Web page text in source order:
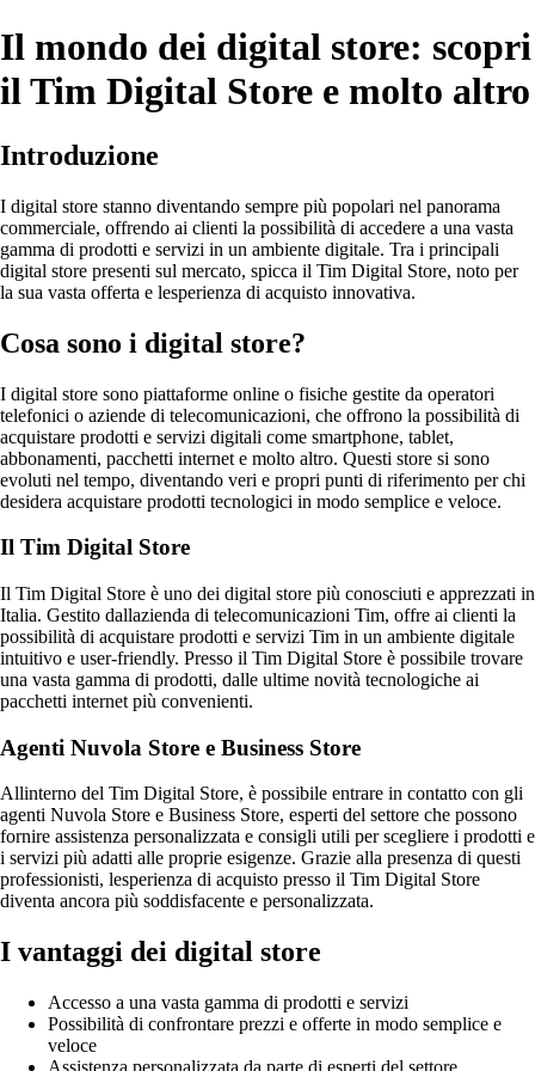
Il mondo dei digital store: scopri
il Tim Digital Store e molto altro
Introduzione
I digital store stanno diventando sempre più popolari nel panorama
commerciale, offrendo ai clienti la possibilità di accedere a una vasta
gamma di prodotti e servizi in un ambiente digitale. Tra i principali
digital store presenti sul mercato, spicca il Tim Digital Store, noto per
la sua vasta offerta e lesperienza di acquisto innovativa.
Cosa sono i digital store?
I digital store sono piattaforme online o fisiche gestite da operatori
telefonici o aziende di telecomunicazioni, che offrono la possibilità di
acquistare prodotti e servizi digitali come smartphone, tablet,
abbonamenti, pacchetti internet e molto altro. Questi store si sono
evoluti nel tempo, diventando veri e propri punti di riferimento per chi
desidera acquistare prodotti tecnologici in modo semplice e veloce.
Il Tim Digital Store
Il Tim Digital Store è uno dei digital store più conosciuti e apprezzati in
Italia. Gestito dallazienda di telecomunicazioni Tim, offre ai clienti la
possibilità di acquistare prodotti e servizi Tim in un ambiente digitale
intuitivo e user-friendly. Presso il Tim Digital Store è possibile trovare
una vasta gamma di prodotti, dalle ultime novità tecnologiche ai
pacchetti internet più convenienti.
Agenti Nuvola Store e Business Store
Allinterno del Tim Digital Store, è possibile entrare in contatto con gli
agenti Nuvola Store e Business Store, esperti del settore che possono
fornire assistenza personalizzata e consigli utili per scegliere i prodotti e
i servizi più adatti alle proprie esigenze. Grazie alla presenza di questi
professionisti, lesperienza di acquisto presso il Tim Digital Store
diventa ancora più soddisfacente e personalizzata.
I vantaggi dei digital store
Accesso a una vasta gamma di prodotti e servizi
Possibilità di confrontare prezzi e offerte in modo semplice e
veloce